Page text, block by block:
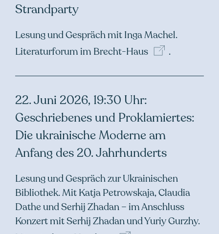
Strandparty
Lesung und Gespräch mit Inga Machel.
Literaturforum im Brecht-Haus .
22. Juni 2026, 19:30 Uhr:
Geschriebenes und Proklamiertes:
Die ukrainische Moderne am
Anfang des 20. Jahrhunderts
Lesung und Gespräch zur Ukrainischen
Bibliothek. Mit Katja Petrowskaja, Claudia
Dathe und Serhij Zhadan – im Anschluss
Konzert mit Serhij Zhadan und Yuriy Gurzhy.